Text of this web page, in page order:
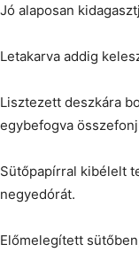
Jó alaposan
Letakarva addig
Lisztezett deszkára
egybefogva
Sütőpapírral kibélelt
negyedórát.
Előmelegített